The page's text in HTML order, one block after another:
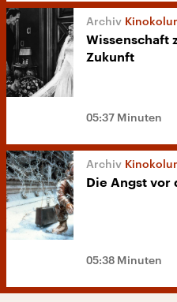
Wissenschaft
Zukunft
05:37 Minuten
Die Angst
05:38 Minuten